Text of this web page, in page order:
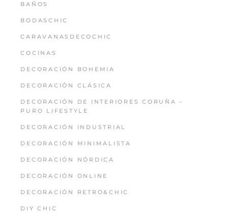
BAÑOS
BODASCHIC
CARAVANASDECOCHIC
COCINAS
DECORACIÓN BOHEMIA
DECORACIÓN CLÁSICA
DECORACIÓN DE INTERIORES CORUÑA –
PURO LIFESTYLE
DECORACIÓN INDUSTRIAL
DECORACIÓN MINIMALISTA
DECORACIÓN NÓRDICA
DECORACIÓN ONLINE
DECORACIÓN RETRO&CHIC
DIY CHIC